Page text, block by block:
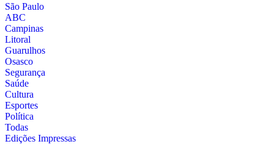
São Paulo
ABC
Campinas
Litoral
Guarulhos
Osasco
Segurança
Saúde
Cultura
Esportes
Política
Todas
Edições Impressas